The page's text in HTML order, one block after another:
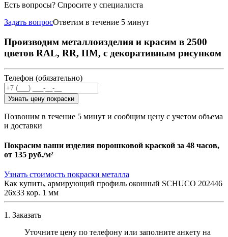
Есть вопросы? Спросите у специалиста
Задать вопросОтветим в течение 5 минут
Производим металлоизделия и красим в 2500
цветов RAL, RR, ПМ, с декоративным рисунком
Телефон (обязательно)
Узнать цену покраски
Позвоним в течение 5 минут и сообщим цену с учетом объема
и доставки
Покрасим ваши изделия порошковой краской за 48 часов,
от 135 руб./м²
Узнать стоимость покраски металла
Как купить, армирующий профиль оконный SCHUCO 202446
26х33 кор. 1 мм
1. Заказать
Уточните цену по телефону или заполните анкету на